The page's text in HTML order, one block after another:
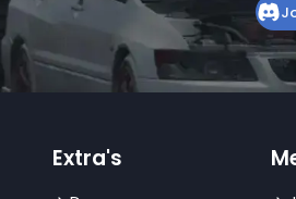
Extra's